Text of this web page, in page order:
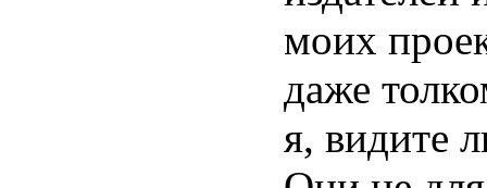
моих
даже
я, видите